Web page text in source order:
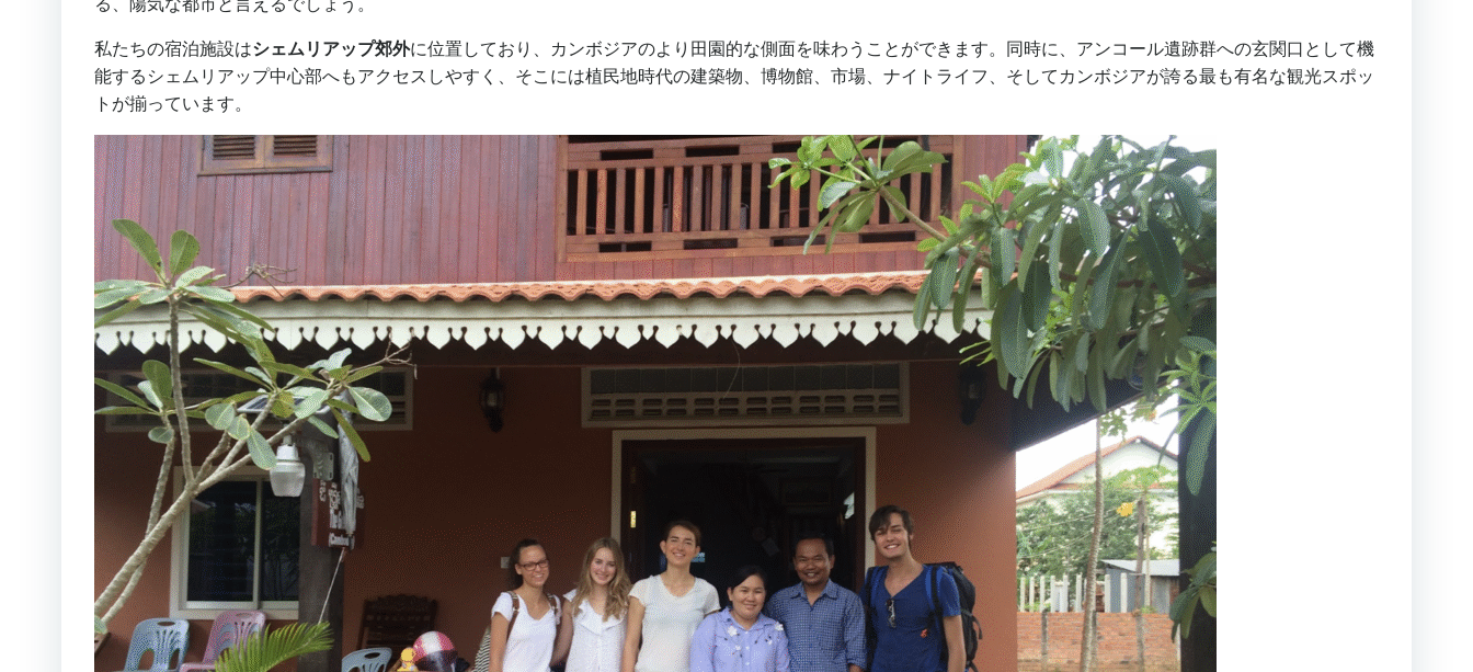
私たちの宿泊施設はシェムリアップ郊外に位置しており、カンボジアのより田園的な側面を味わうことができます。同時に、アンコール遺跡群への玄関口として機
能するシェムリアップ中心部へもアクセスしやすく、そこには植民地時代の建築物、博物館、市場、ナイトライフ、そしてカンボジアが誇る最も有名な観光スポッ
トが揃っています。